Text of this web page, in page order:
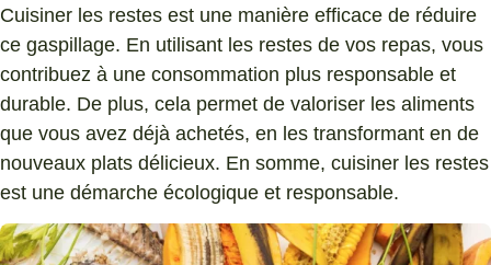
Cuisiner les restes est une manière efficace de réduire
ce gaspillage. En utilisant les restes de vos repas, vous
contribuez à une consommation plus responsable et
durable. De plus, cela permet de valoriser les aliments
que vous avez déjà achetés, en les transformant en de
nouveaux plats délicieux. En somme, cuisiner les restes
est une démarche écologique et responsable.